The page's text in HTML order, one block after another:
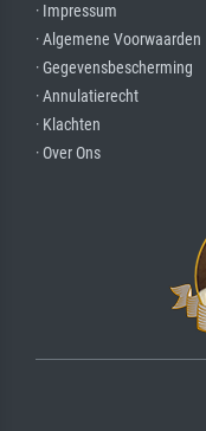
· Impressum
· Algemene Voorwaarden
· Gegevensbescherming
· Annulatierecht
· Klachten
· Over Ons